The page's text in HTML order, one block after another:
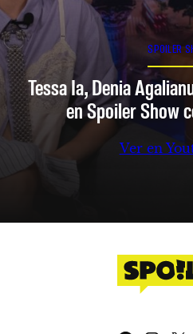
SPOILER
Tessa Ia, Denia
en Spoiler Show
Ver en